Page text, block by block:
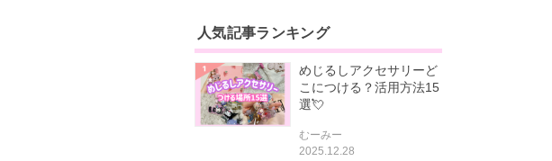
人気記事ランキング
めじるしアクセサリーど
こにつける？活用方法15
選💘
むーみー
2025.12.28